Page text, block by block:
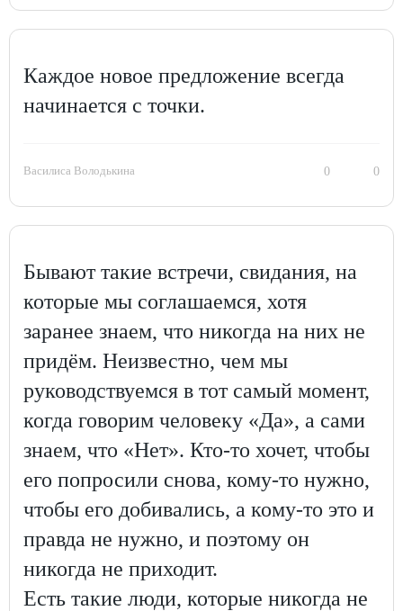
Каждое новое предложение всегда
начинается с точки.
Василиса Володькина 0 0
Бывают такие встречи, свидания, на
которые мы соглашаемся, хотя
заранее знаем, что никогда на них не
придём. Неизвестно, чем мы
руководствуемся в тот самый момент,
когда говорим человеку «Да», а сами
знаем, что «Нет». Кто-то хочет, чтобы
его попросили снова, кому-то нужно,
чтобы его добивались, а кому-то это и
правда не нужно, и поэтому он
никогда не приходит.
Есть такие люди, которые никогда не